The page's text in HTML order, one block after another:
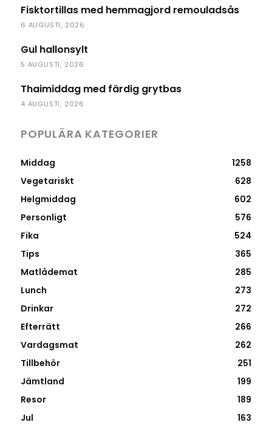
Fisktortillas med hemmagjord remouladsås
6 AUGUSTI, 2026
Gul hallonsylt
5 AUGUSTI, 2026
Thaimiddag med färdig grytbas
4 AUGUSTI, 2026
POPULÄRA KATEGORIER
Middag
1258
Vegetariskt
628
Helgmiddag
602
Personligt
576
Fika
524
Tips
365
Matlådemat
285
Lunch
273
Drinkar
272
Efterrätt
266
Vardagsmat
262
Tillbehör
251
Jämtland
199
Resor
189
Jul
163